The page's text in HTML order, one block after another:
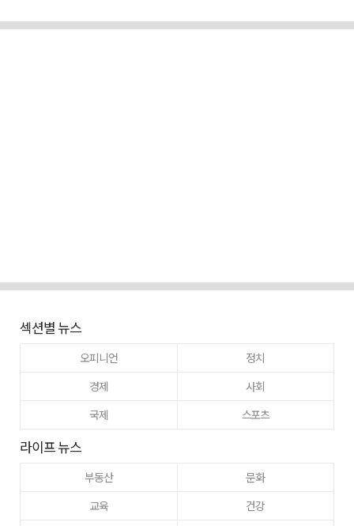
섹션별 뉴스
오피니언
정치
경제
사회
국제
스포츠
라이프 뉴스
부동산
문화
교육
건강